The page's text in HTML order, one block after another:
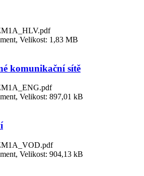
Velikost: 1,83 MB
komunikační sítě
Velikost: 897,01 kB
Velikost: 904,13 kB